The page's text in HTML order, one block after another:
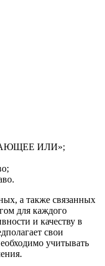
ИЛИ»;
а также связанных
для каждого
и качеству в
свои
учитывать